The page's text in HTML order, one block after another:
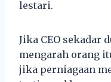
lestari.
Jika CEO sekadar
mengarah orang
jika perniagaan